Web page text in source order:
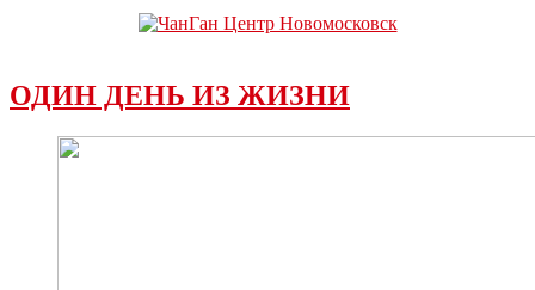
ОДИН ДЕНЬ ИЗ ЖИЗНИ